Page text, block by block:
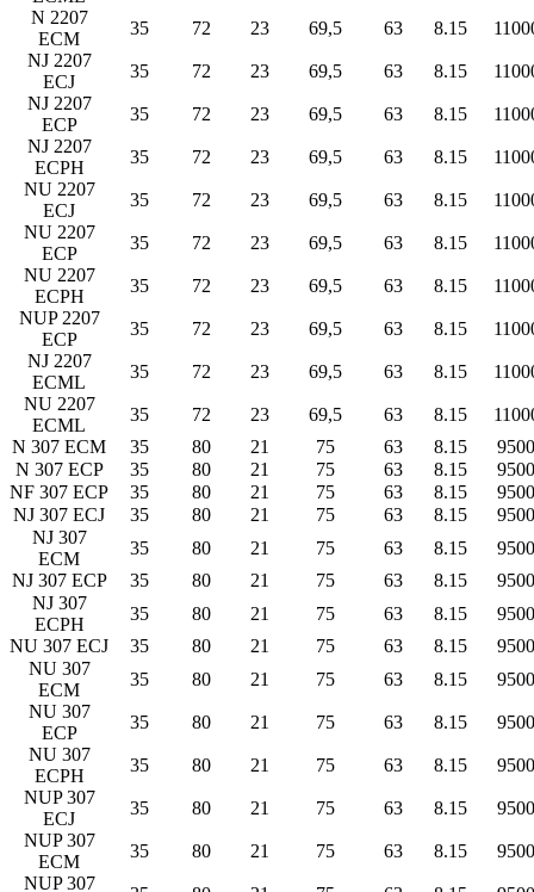
N 2207
ECM
35 72 23 69,5 63 8.15
NJ 2207
ECJ
35 72 23 69,5 63 8.15
NJ 2207
ECP
35 72 23 69,5 63 8.15
NJ 2207
ECPH
35 72 23 69,5 63 8.15
NU 2207
ECJ
35 72 23 69,5 63 8.15
NU 2207
ECP
35 72 23 69,5 63 8.15
NU 2207
ECPH
35 72 23 69,5 63 8.15
NUP 2207
ECP
35 72 23 69,5 63 8.15
NJ 2207
ECML
35 72 23 69,5 63 8.15
NU 2207
ECML
35 72 23 69,5 63 8.15
N 307 ECM
35 80 21 75 63 8.15
9500
N 307 ECP
35 80 21 75 63 8.15
9500
NF 307 ECP
35 80 21 75 63 8.15
9500
NJ 307 ECJ
35 80 21 75 63 8.15
9500
NJ 307
ECM
35 80 21 75 63 8.15
9500
NJ 307 ECP
35 80 21 75 63 8.15
9500
NJ 307
ECPH
35 80 21 75 63 8.15
9500
NU 307 ECJ
35 80 21 75 63 8.15
9500
NU 307
ECM
35 80 21 75 63 8.15
9500
NU 307
ECP
35 80 21 75 63 8.15
9500
NU 307
ECPH
35 80 21 75 63 8.15
9500
NUP 307
ECJ
35 80 21 75 63 8.15
9500
NUP 307
ECM
35 80 21 75 63 8.15
9500
NUP 307